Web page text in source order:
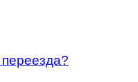
переезда?